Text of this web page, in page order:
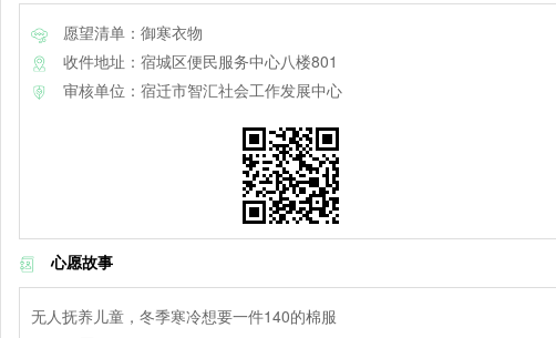
愿望清单：御寒衣物
收件地址：宿城区便民服务中心八楼801
审核单位：宿迁市智汇社会工作发展中心
心愿故事
无人抚养儿童，冬季寒冷想要一件140的棉服